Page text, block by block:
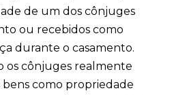
de um dos cônjuges
ou recebidos como
durante o casamento.
os cônjuges realmente
bens como propriedade